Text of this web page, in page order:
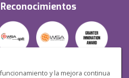
y la mejora continua